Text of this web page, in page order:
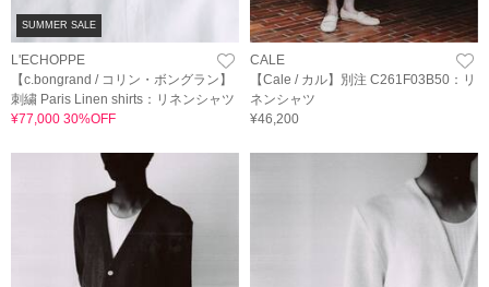
SUMMER SALE
L'ECHOPPE
【c.bongrand / コリン・ボングラン】
刺繍 Paris Linen shirts：リネンシャツ
¥77,000 30%OFF
CALE
【Cale / カル】別注 C261F03B50：リ
ネンシャツ
¥46,200